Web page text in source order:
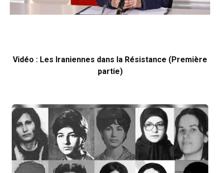
Vidéo : Les Iraniennes dans la Résistance (Première
partie)